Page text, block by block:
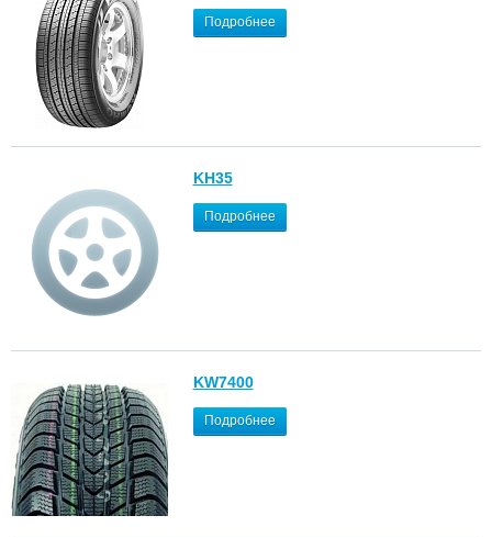
Подробнее
KH35
Подробнее
KW7400
Подробнее